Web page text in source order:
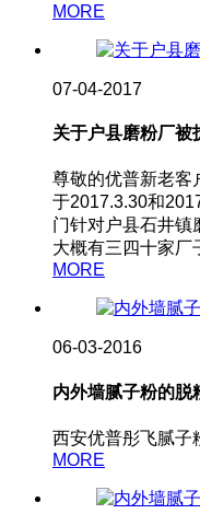
MORE
07-04-2017
关于户县磨粉厂被
尊敬的优普新老客
于2017.3.30和
门针对户县石井镇
大概有三四十家厂
MORE
06-03-2016
内外墙腻子粉的脱
西安优普彤飞腻子
MORE